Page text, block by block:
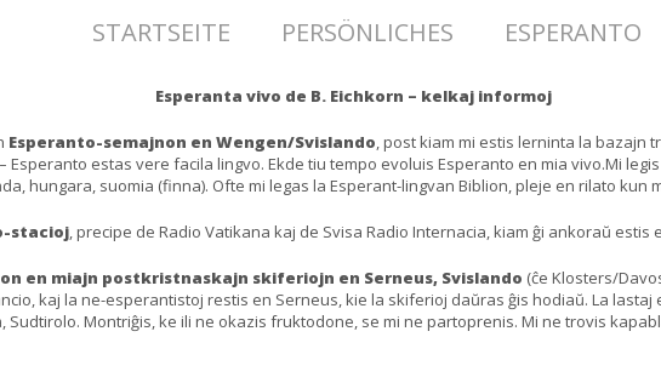
STARTSEITE PERSÖNLICHES ESPERANTO
Esperanta vivo de B. Eichkorn – kelkaj informoj
Esperanto-semajnon en Wengen/Svislando, post kiam mi estis lerninta la bazajn
Esperanto estas vere facila lingvo. Ekde tiu tempo evoluis Esperanto en mia vivo.Mi
hungara, suomia (finna). Ofte mi legas la Esperant-lingvan Biblion, pleje en rilato kun
stacioj, precipe de Radio Vatikana kaj de Svisa Radio Internacia, kiam ĝi ankoraŭ estis
en miajn postkristnaskajn skiferiojn en Serneus, Svislando (ĉe Klosters/
kaj la ne-esperantistoj restis en Serneus, kie la skiferioj daŭras ĝis hodiaŭ. La
Sudtirolo. Montriĝis, ke ili ne okazis fruktodone, se mi ne partoprenis. Mi ne trovis